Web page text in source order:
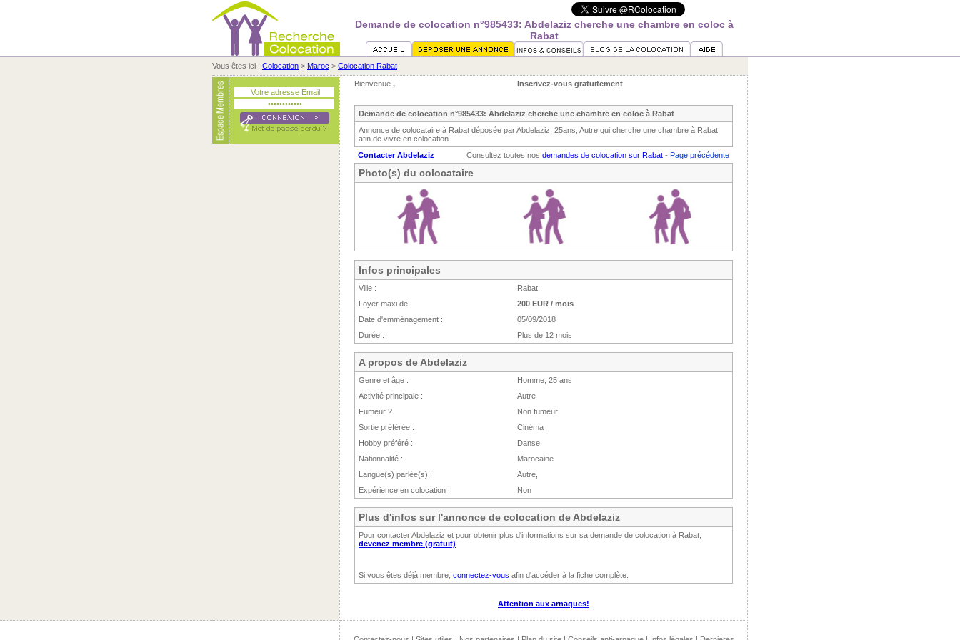
Demande de colocation n°985433: Abdelaziz cherche une chambre en coloc à
Rabat
Vous êtes ici : Colocation > Maroc > Colocation Rabat
Bienvenue , Inscrivez-vous gratuitement
Demande de colocation n°985433: Abdelaziz cherche une chambre en coloc à Rabat
Annonce de colocataire à Rabat déposée par Abdelaziz, 25ans, Autre qui cherche une chambre à Rabat
afin de vivre en colocation
Contacter Abdelaziz
Consultez toutes nos demandes de colocation sur Rabat - Page précédente
Photo(s) du colocataire
Infos principales
Ville :
Rabat
Loyer maxi de :
200 EUR / mois
Date d'emménagement :
05/09/2018
Durée :
Plus de 12 mois
A propos de Abdelaziz
Genre et âge :
Homme, 25 ans
Activité principale :
Autre
Fumeur ?
Non fumeur
Sortie préférée :
Cinéma
Hobby préféré :
Danse
Nationnalité :
Marocaine
Langue(s) parlée(s) :
Autre,
Expérience en colocation :
Non
Plus d'infos sur l'annonce de colocation de Abdelaziz
Pour contacter Abdelaziz et pour obtenir plus d'informations sur sa demande de colocation à Rabat,
devenez membre (gratuit)
Si vous êtes déjà membre, connectez-vous afin d'accéder à la fiche complète.
Attention aux arnaques!